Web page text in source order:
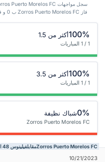
فاز Zorros Puerto Morelos FC ب 0 و فاز فيلينوس 48 ب 0 . انتهت 1 مباريات بالتعادل.
100%أكثر من 1.5
1 / 1 المباريات
100%أكثر من 3.5
1 / 1 المباريات
0%شباك نظيفة
Zorros Puerto Morelos FC
Zorros Puerto Morelos FCمقابلفيلينوس 48 النتائج السابقة
10/21/2023